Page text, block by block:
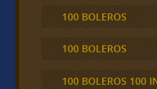
100 BOLEROS
100 BOLEROS
100 BOLEROS 100